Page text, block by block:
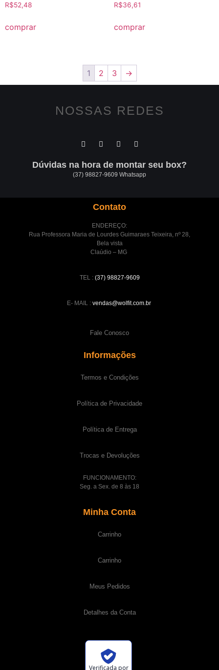
R$52,48
comprar
R$36,61
comprar
1 2 3 →
NOSSAS REDES
Dúvidas na hora de montar seu box?
(37) 98827-9609 Whatsapp
Contato
ENDEREÇO:
Rua Professora Maria de Lourdes Guimaraes Teixeira, nº 28,
Bela vista
Claúdio – MG
TEL : (37) 98827-9609
E- MAIL : vendas@wolfit.com.br
Fale Conosco
Informações
Termos e Condições
Política de Privacidade
Política de Entrega
Trocas e Devoluções
FUNCIONAMENTO:
Seg. a Sex. de 8 às 18
Minha Conta
Carrinho
Carrinho
Meus Pedidos
Detalhes da Conta
Verificada por